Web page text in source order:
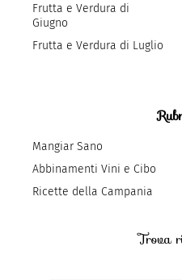
Frutta e Verdura di
Giugno
Frutta e Verdura di Luglio
Mangiar Sano
Abbinamenti Vini e Cibo
Ricette della Campania
Trova